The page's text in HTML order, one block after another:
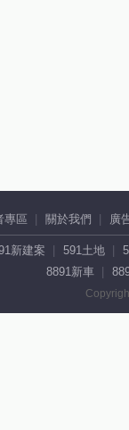
專區 關於我們 廣
新建案 591土地
8891新車